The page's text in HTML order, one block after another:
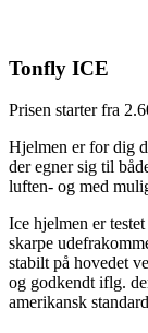
Tonfly ICE
Prisen starter fra
Hjelmen er for dig
der egner sig til
luften- og med
Ice hjelmen er
skarpe
stabilt på hovedet
og godkendt iflg.
amerikansk